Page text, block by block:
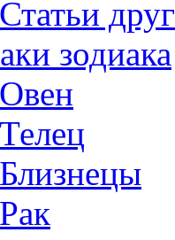
Статьи
зодиака
Овен
Телец
Близнецы
Рак